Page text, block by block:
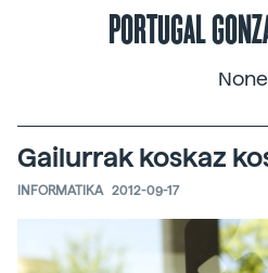
PORTUGAL
None
Gailurrak koskaz
INFORMATIKA 2012-09-17